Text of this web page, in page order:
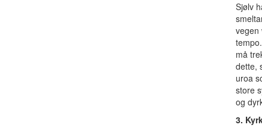
Sjølv
vegen
må
dette,
uroa
store
og
3.